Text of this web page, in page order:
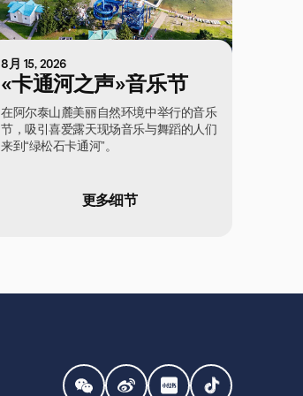
«卡通河之声»音乐节
8月 15, 2026
在阿尔泰山麓美丽自然环境中举行的音乐
节，吸引喜爱露天现场音乐与舞蹈的人们
来到“绿松石卡通河”。
更多细节